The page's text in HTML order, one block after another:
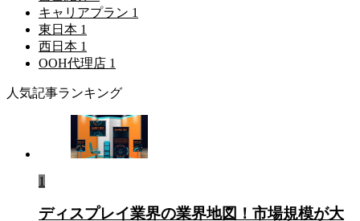
キャリアプラン 1
東日本 1
西日本 1
OOH代理店 1
人気記事ランキング
1
ディスプレイ業界の業界地図！市場規模が大